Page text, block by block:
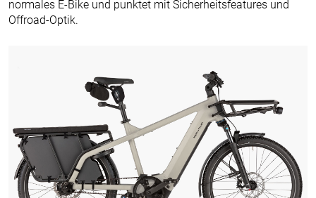
normales E-Bike und punktet mit Sicherheitsfeatures und
Offroad-Optik.